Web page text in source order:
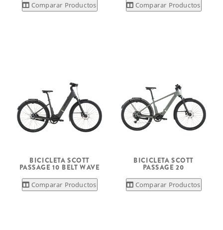
Comparar Productos Comparar Productos
BICICLETA SCOTT
PASSAGE 10 BELT WAVE
Comparar Productos
BICICLETA SCOTT
PASSAGE 20
Comparar Productos